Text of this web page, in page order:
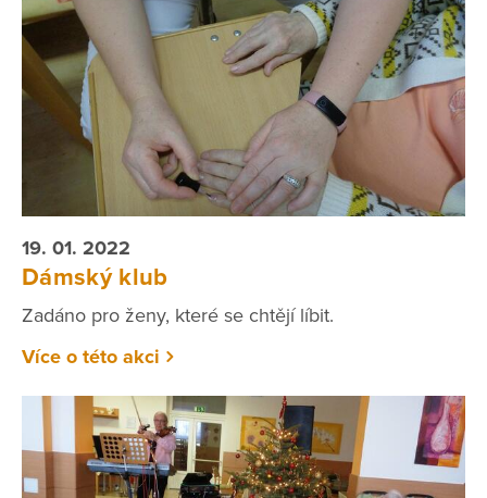
19. 01. 2022
Dámský klub
Zadáno pro ženy, které se chtějí líbit.
Více o této akci